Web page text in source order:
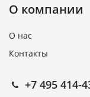
О компании
О нас
Контакты
+7 495 414-